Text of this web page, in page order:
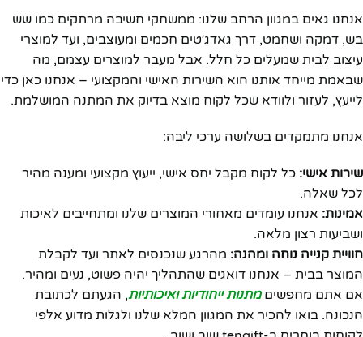
אנחנו גאים במגוון הרחב שלנו: ממשחקי חשיבה מרתקים כמו שש
בש, דמקה ושחמט, דרך גאדג׳טים חכמים ומעוצבים, ועד למוצרי
עיצוב לבית שמעלים כל חלל. אבל מעבר למוצרים עצמם, מה
שבאמת מייחד אותנו הוא השירות האישי והמקצועי – אנחנו כאן כדי
לייעץ, לעזור ולוודא שכל לקוח מוצא בדיוק את המתנה המושלמת.
אנחנו מתמקדים בשלושה ערכי ליבה:
שירות אישי: כל לקוח מקבל יחס אישי, ייעוץ מקצועי ומענה מהיר
לכל שאלה.
אמינות: אנחנו עומדים מאחורי המוצרים שלנו ומתחייבים לאיכות
ושביעות רצון מלאה.
חוויית קנייה נוחה ומהנה: מהרגע שנכנסים לאתר ועד לקבלת
המוצר בבית – אנחנו דואגים שהתהליך יהיה פשוט, נעים ומהיר.
אם אתם מחפשיםמתנות ייחודיות ואיכותיות, הגעתם לכתובת
הנכונה. בואו להכיר את המגוון המלא שלנו ולגלות מדוע אלפי